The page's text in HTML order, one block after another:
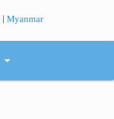
|Myanmar
arrow_drop_down